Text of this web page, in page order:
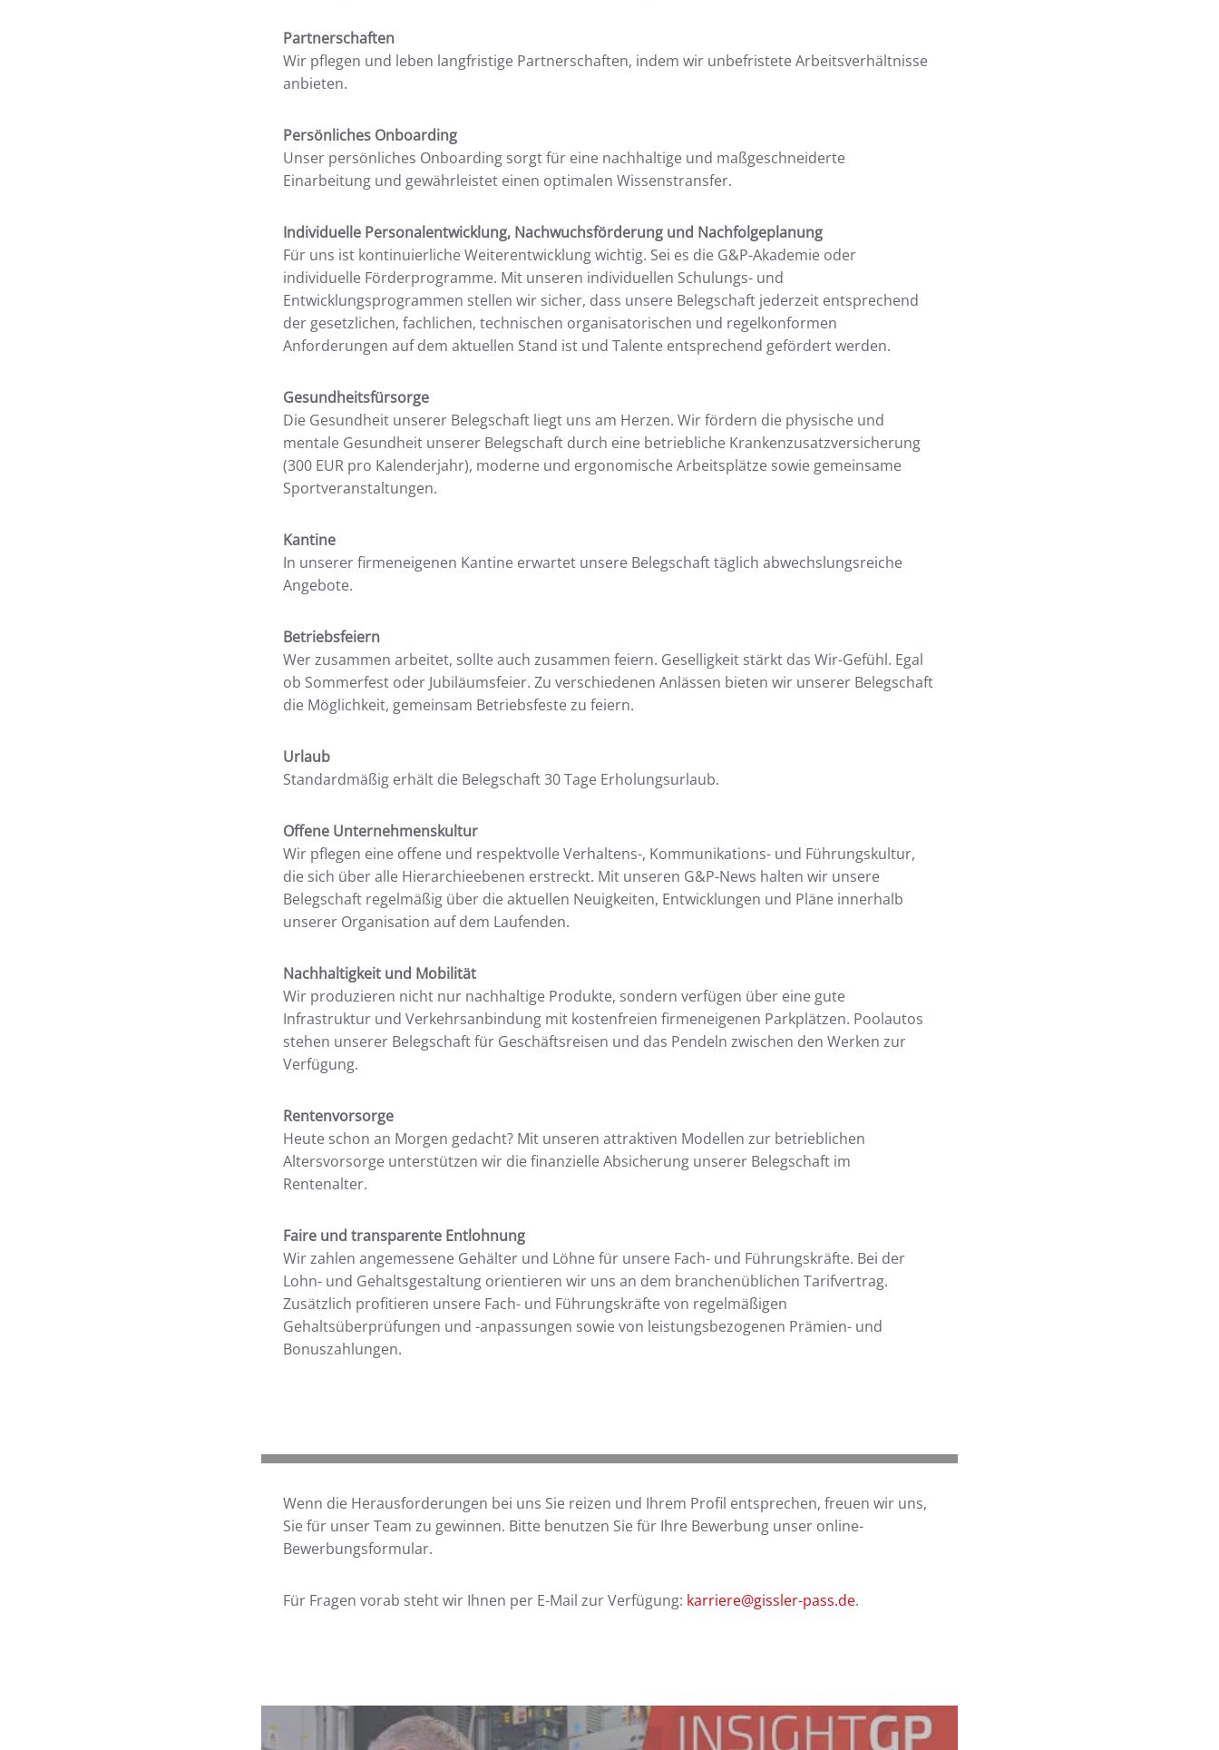
Partnerschaften
Wir pflegen und leben langfristige Partnerschaften, indem wir unbefristete Arbeitsverhältnisse
anbieten.
Persönliches Onboarding
Unser persönliches Onboarding sorgt für eine nachhaltige und maßgeschneiderte
Einarbeitung und gewährleistet einen optimalen Wissenstransfer.
Individuelle Personalentwicklung, Nachwuchsförderung und Nachfolgeplanung
Für uns ist kontinuierliche Weiterentwicklung wichtig. Sei es die G&P-Akademie oder
individuelle Förderprogramme. Mit unseren individuellen Schulungs- und
Entwicklungsprogrammen stellen wir sicher, dass unsere Belegschaft jederzeit entsprechend
der gesetzlichen, fachlichen, technischen organisatorischen und regelkonformen
Anforderungen auf dem aktuellen Stand ist und Talente entsprechend gefördert werden.
Gesundheitsfürsorge
Die Gesundheit unserer Belegschaft liegt uns am Herzen. Wir fördern die physische und
mentale Gesundheit unserer Belegschaft durch eine betriebliche Krankenzusatzversicherung
(300 EUR pro Kalenderjahr), moderne und ergonomische Arbeitsplätze sowie gemeinsame
Sportveranstaltungen.
Kantine
In unserer firmeneigenen Kantine erwartet unsere Belegschaft täglich abwechslungsreiche
Angebote.
Betriebsfeiern
Wer zusammen arbeitet, sollte auch zusammen feiern. Geselligkeit stärkt das Wir-Gefühl. Egal
ob Sommerfest oder Jubiläumsfeier. Zu verschiedenen Anlässen bieten wir unserer Belegschaft
die Möglichkeit, gemeinsam Betriebsfeste zu feiern.
Urlaub
Standardmäßig erhält die Belegschaft 30 Tage Erholungsurlaub.
Offene Unternehmenskultur
Wir pflegen eine offene und respektvolle Verhaltens-, Kommunikations- und Führungskultur,
die sich über alle Hierarchieebenen erstreckt. Mit unseren G&P-News halten wir unsere
Belegschaft regelmäßig über die aktuellen Neuigkeiten, Entwicklungen und Pläne innerhalb
unserer Organisation auf dem Laufenden.
Nachhaltigkeit und Mobilität
Wir produzieren nicht nur nachhaltige Produkte, sondern verfügen über eine gute
Infrastruktur und Verkehrsanbindung mit kostenfreien firmeneigenen Parkplätzen. Poolautos
stehen unserer Belegschaft für Geschäftsreisen und das Pendeln zwischen den Werken zur
Verfügung.
Rentenvorsorge
Heute schon an Morgen gedacht? Mit unseren attraktiven Modellen zur betrieblichen
Altersvorsorge unterstützen wir die finanzielle Absicherung unserer Belegschaft im
Rentenalter.
Faire und transparente Entlohnung
Wir zahlen angemessene Gehälter und Löhne für unsere Fach- und Führungskräfte. Bei der
Lohn- und Gehaltsgestaltung orientieren wir uns an dem branchenüblichen Tarifvertrag.
Zusätzlich profitieren unsere Fach- und Führungskräfte von regelmäßigen
Gehaltsüberprüfungen und -anpassungen sowie von leistungsbezogenen Prämien- und
Bonuszahlungen.
Wenn die Herausforderungen bei uns Sie reizen und Ihrem Profil entsprechen, freuen wir uns,
Sie für unser Team zu gewinnen. Bitte benutzen Sie für Ihre Bewerbung unser online-
Bewerbungsformular.
Für Fragen vorab steht wir Ihnen per E-Mail zur Verfügung: karriere@gissler-pass.de.